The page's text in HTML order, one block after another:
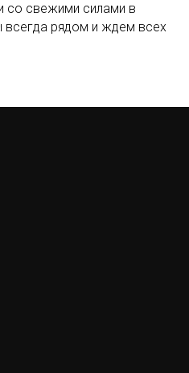
со свежими силами в
всегда рядом и ждем всех